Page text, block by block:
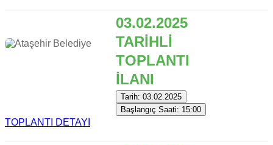
03.02.2025
TARİHLİ
TOPLANTI
İLANI
Tarih: 03.02.2025
Başlangıç Saati: 15:00
TOPLANTI DETAYI